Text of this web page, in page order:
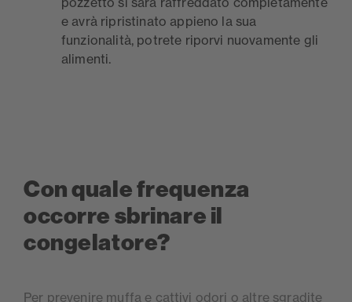
e avrà ripristinato appieno la sua
funzionalità, potrete riporvi nuovamente gli
alimenti.
Con quale frequenza
occorre sbrinare il
congelatore?
Per prevenire muffa e cattivi odori o altre sgradite